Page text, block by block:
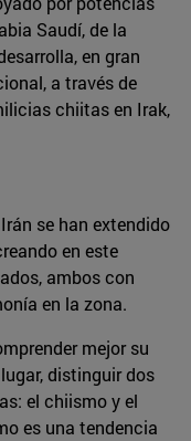
Saudí, de la
en gran
a través de
chiitas en Irak,
se han extendido
en este
ambos con
en la zona.
mejor su
distinguir dos
el chiismo y el
es una tendencia